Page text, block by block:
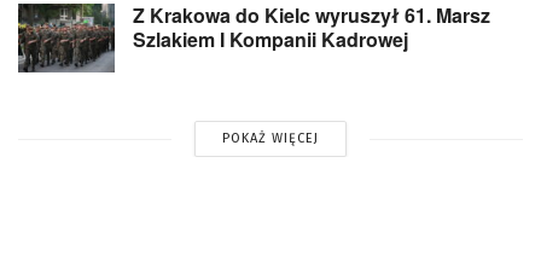
Z Krakowa do Kielc wyruszył 61. Marsz
Szlakiem I Kompanii Kadrowej
POKAŻ WIĘCEJ